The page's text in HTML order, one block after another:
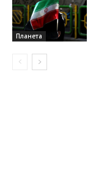
Планета